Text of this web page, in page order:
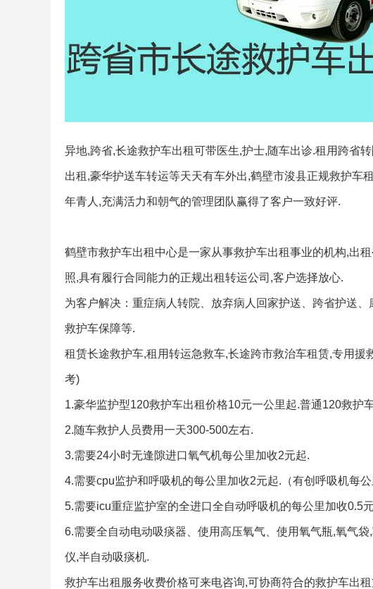
异地,跨省,长途救护车出租可带医生,护士,随车出诊.租用跨省
出租,豪华护送车转运等天天有车外出,鹤壁市浚县正规救护车
年青人,充满活力和朝气的管理团队赢得了客户一致好评.
鹤壁市救护车出租中心是一家从事救护车出租事业的机构,出
照,具有履行合同能力的正规出租转运公司,客户选择放心.
为客户解决：重症病人转院、放弃病人回家护送、跨省护送
救护车保障等.
租赁长途救护车,租用转运急救车,长途跨市救治车租赁,专用
考)
1.豪华监护型120救护车出租价格10元一公里起.普通120救护
2.随车救护人员费用一天300-500左右.
3.需要24小时无逢隙进口氧气机每公里加收2元起.
4.需要cpu监护和呼吸机的每公里加收2元起.（有创呼吸机每公
5.需要icu重症监护室的全进口全自动呼吸机的每公里加收0.5
6.需要全自动电动吸痰器、使用高压氧气、使用氧气瓶,氧气
仪,半自动吸痰机.
救护车出租服务收费价格可来电咨询,可协商符合的救护车出